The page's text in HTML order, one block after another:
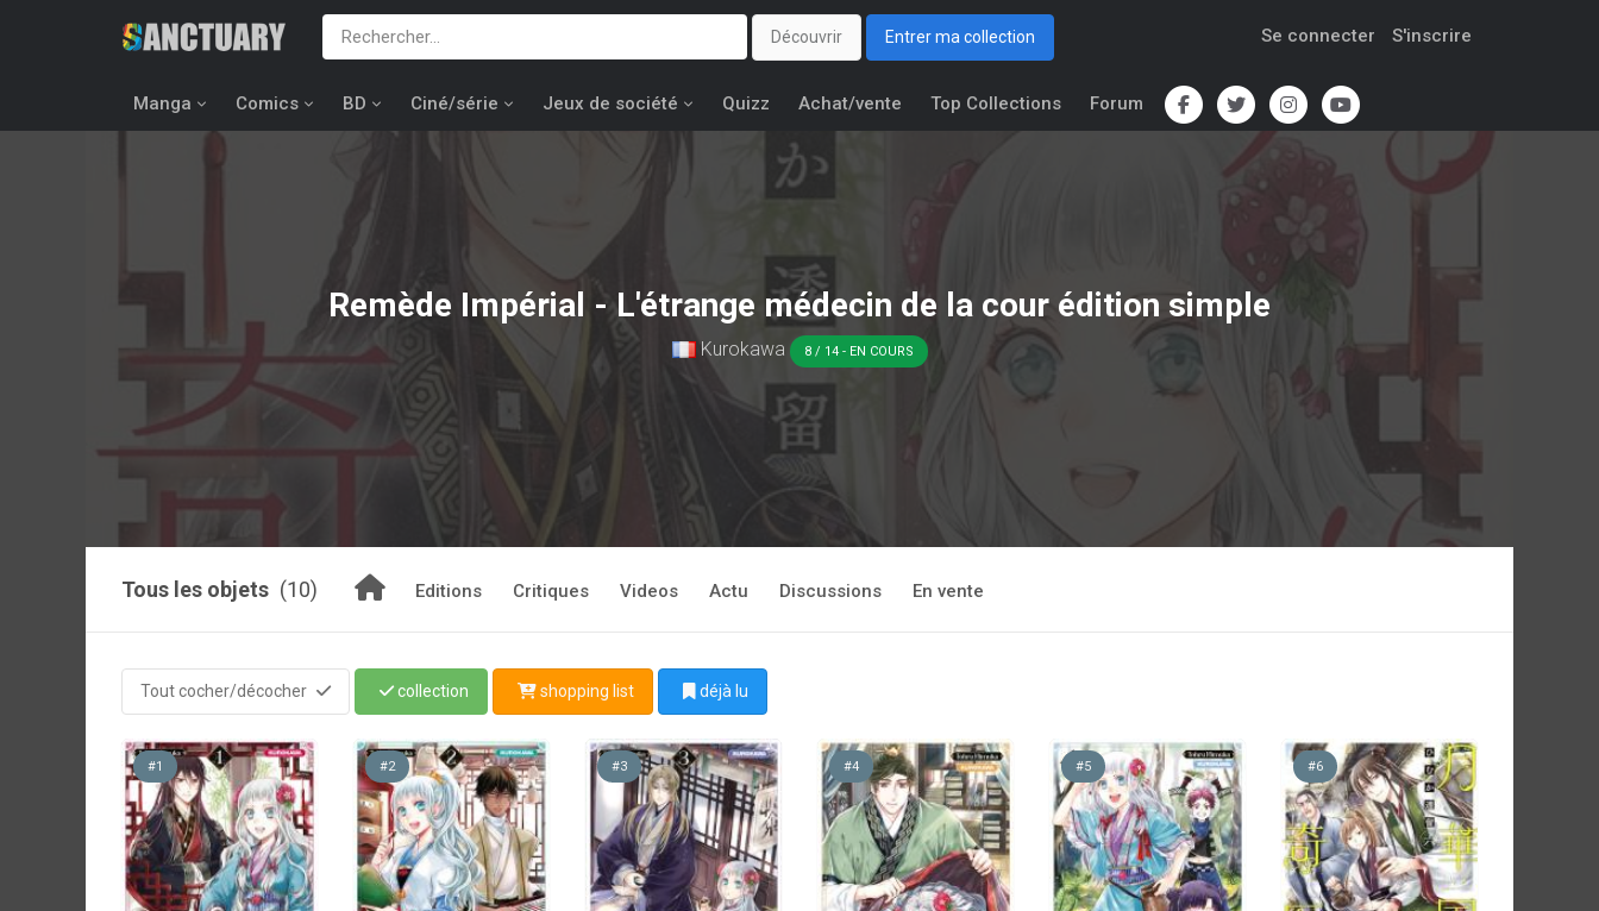
Découvrir Entrer ma collection Se connecter S'inscrire
Manga Comics BD Ciné/série Jeux de société Quizz Achat/vente Top Collections Forum
Remède Impérial - L'étrange médecin de la cour édition simple
Kurokawa 8 / 14 - EN COURS
Tous les objets (10) Editions Critiques Videos Actu Discussions En vente
Tout cocher/décocher collection shopping list déjà lu
#1 #2 #3 #4 #5 #6